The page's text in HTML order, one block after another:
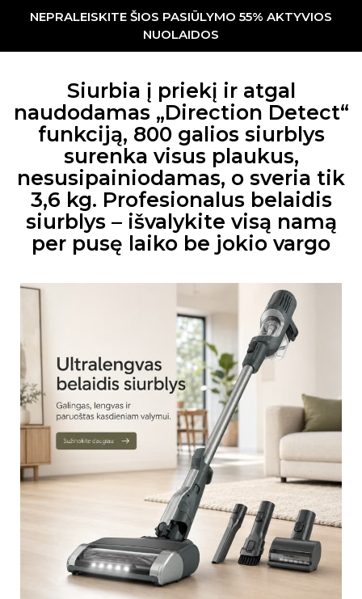
NEPRALEISKITE ŠIOS PASIŪLYMO 55% AKTYVIOS
NUOLAIDOS
Siurbia į priekį ir atgal
naudodamas „Direction Detect“
funkciją, 800 galios siurblys
surenka visus plaukus,
nesusipainiodamas, o sveria tik
3,6 kg. Profesionalus belaidis
siurblys – išvalykite visą namą
per pusę laiko be jokio vargo